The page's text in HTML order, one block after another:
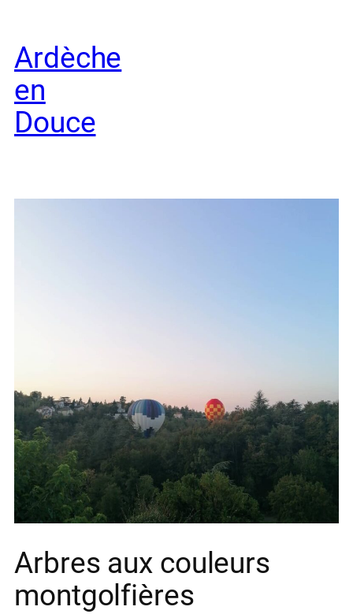
contenu
Ardèche
en
Douce
Arbres aux couleurs
montgolfières